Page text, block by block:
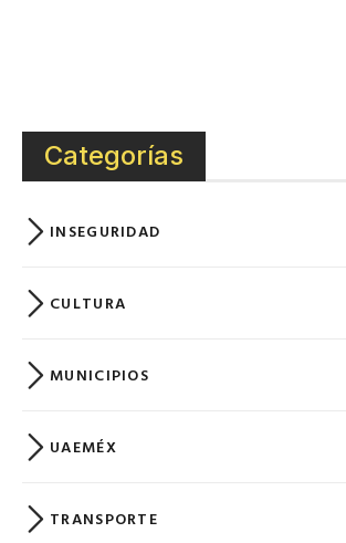
Categorías
INSEGURIDAD
CULTURA
MUNICIPIOS
UAEMÉX
TRANSPORTE